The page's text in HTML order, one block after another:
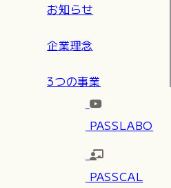
お知らせ
企業理念
3つの事業
PASSLABO
PASSCAL